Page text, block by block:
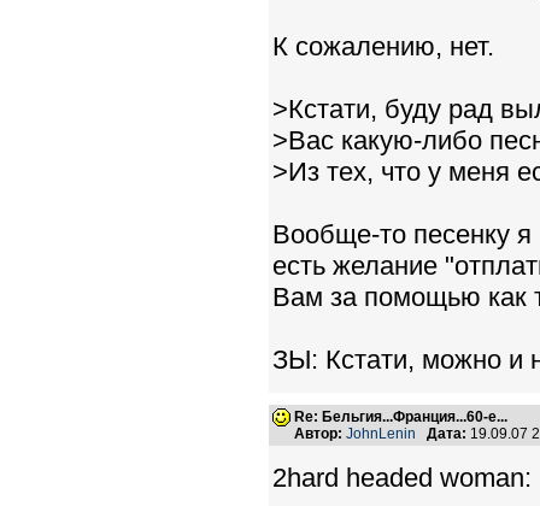
К сожалению, нет.
>Кстати, буду рад
>Вас какую-либо
>Из тех, что у меня
Вообще-то песенку
есть желание
Вам за помощью как
ЗЫ: Кстати, можно и
Re: Бельгия...Франция...60-е...
Автор: JohnLenin Дата: 19.09.07
2hard headed woman: